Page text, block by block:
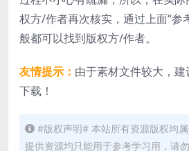
权方/作者再次核实，通过上面“参
般都可以找到版权方/作者。
友情提示： 由于素材文件较大，
下载！
#版权声明# 本站所有资源版权均
提供资源均只能用于参考学习用，请